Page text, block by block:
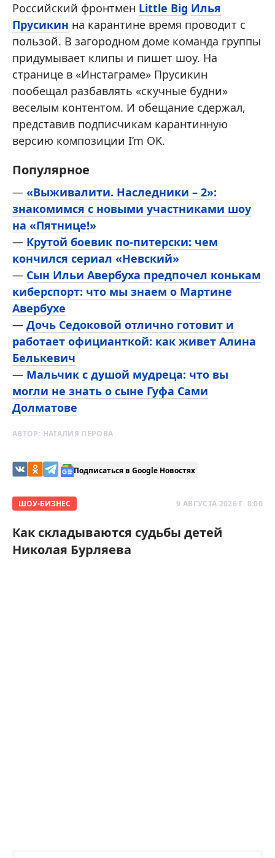
Российский фронтмен Little Big Илья
Прусикин на карантине время проводит с
пользой. В загородном доме команда группы
придумывает клипы и пишет шоу. На
странице в «Инстаграме» Прусикин
пообещал разбавлять «скучные будни»
веселым контентом. И обещание сдержал,
представив подписчикам карантинную
версию композиции I’m OK.
Популярное
— «Выживалити. Наследники – 2»:
знакомимся с новыми участниками шоу
на «Пятнице!»
— Крутой боевик по-питерски: чем
кончился сериал «Невский»
— Сын Ильи Авербуха предпочел конькам
киберспорт: что мы знаем о Мартине
Авербухе
— Дочь Седоковой отлично готовит и
работает официанткой: как живет Алина
Белькевич
— Мальчик с душой мудреца: что вы
могли не знать о сыне Гуфа Сами
Долматове
АВТОР: НАТАЛИЯ ПЕРОВА
Подписаться в Google Новостях
ШОУ-БИЗНЕС 9 АВГУСТА 2026 Г. 8:00
Как складываются судьбы детей
Николая Бурляева